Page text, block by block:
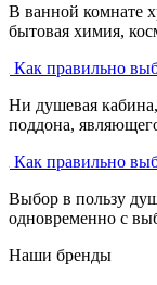
В ванной комнате
бытовая химия,
Как правильно
Ни душевая
поддона,
Как правильно
Выбор в пользу
одновременно с
Наши бренды